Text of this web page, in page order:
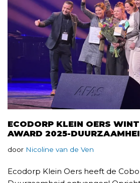
ECODORP KLEIN OERS
AWARD 2025-
door Nicoline van de Ven
Ecodorp Klein Oers heeft de